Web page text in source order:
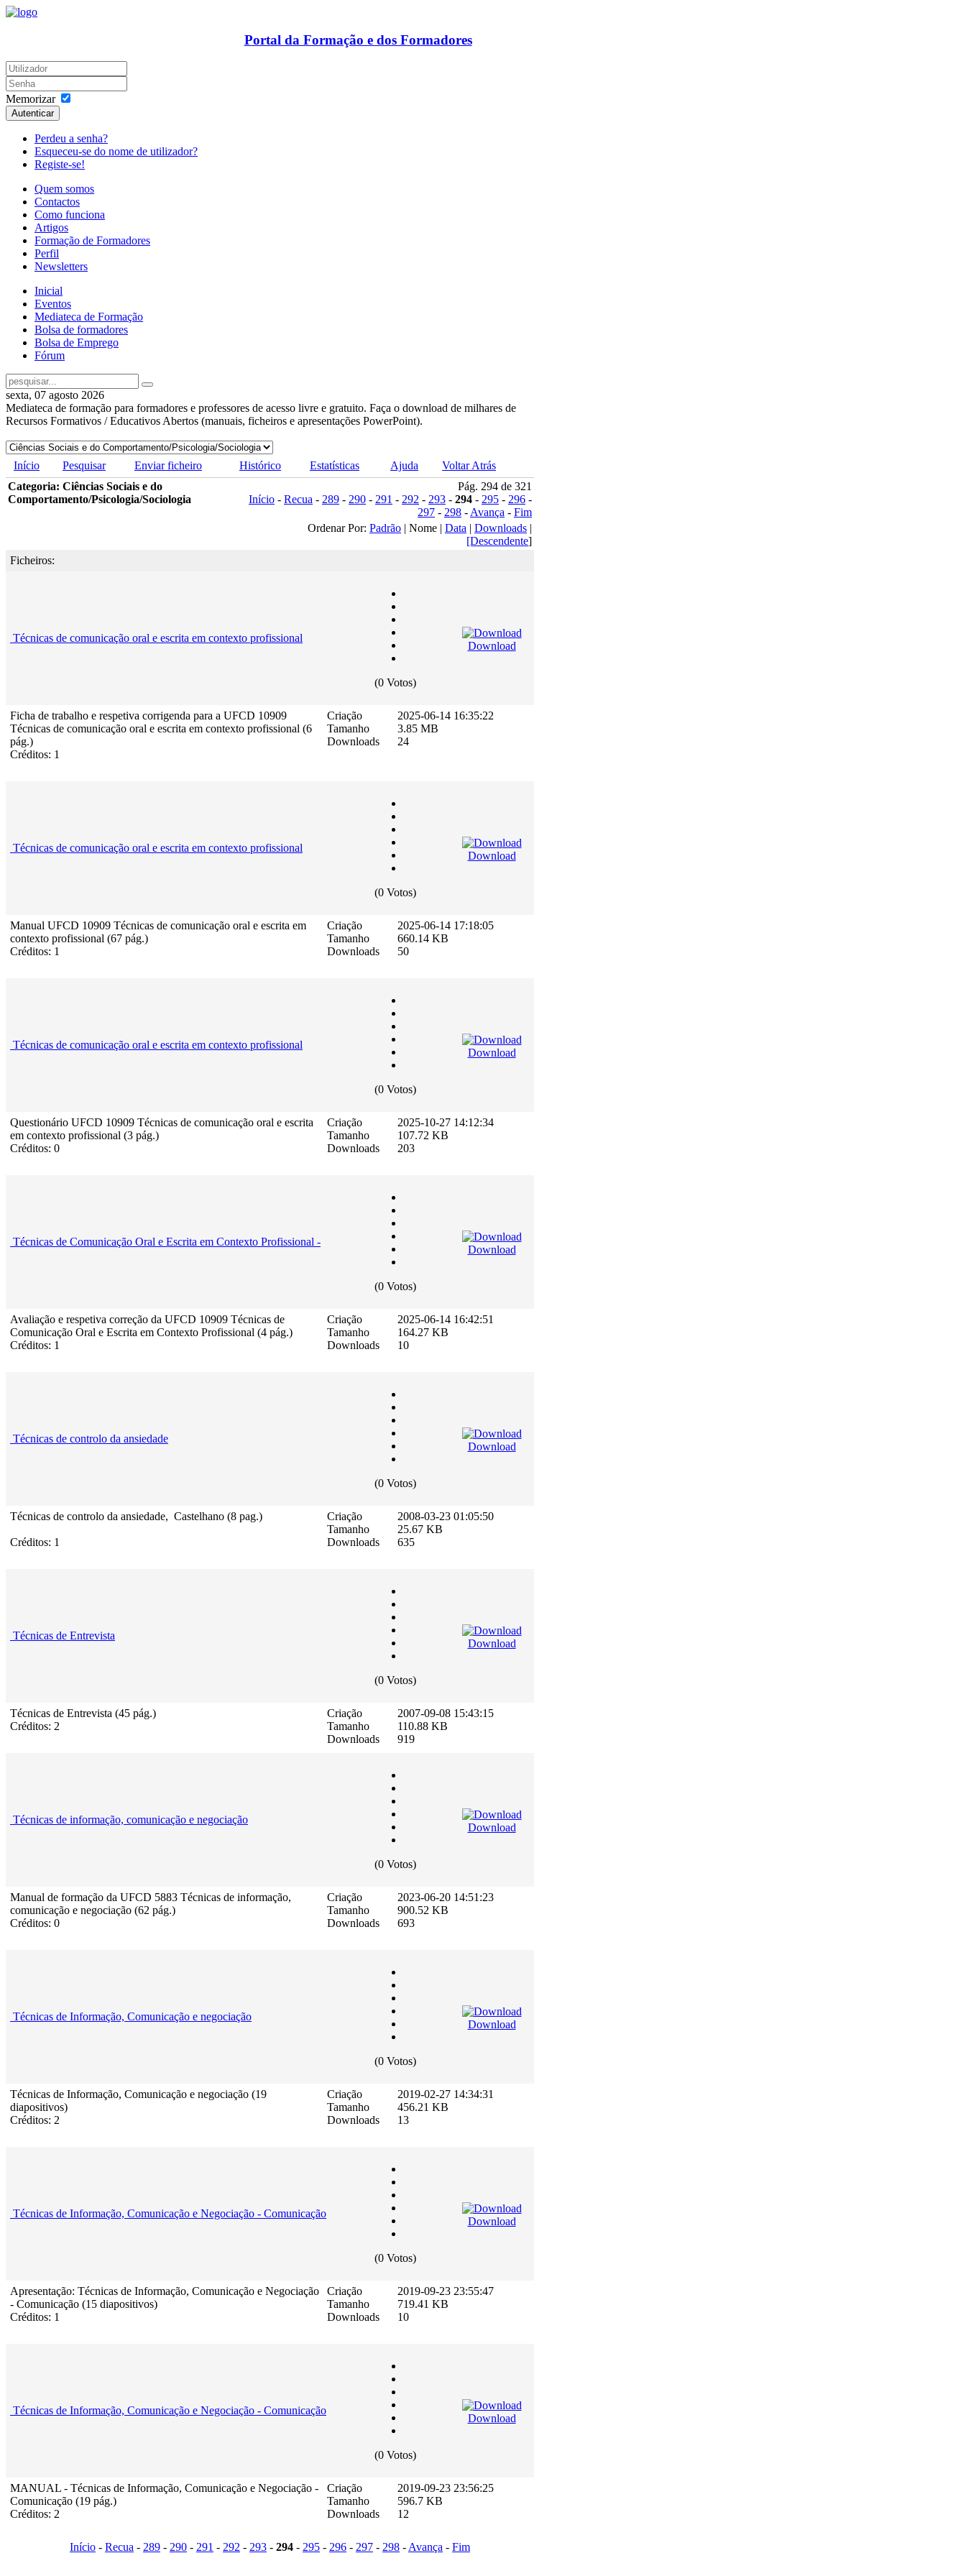
Portal da Formação e dos Formadores
Memorizar
Autenticar
Perdeu a senha?
Esqueceu-se do nome de utilizador?
Registe-se!
Quem somos
Contactos
Como funciona
Artigos
Formação de Formadores
Perfil
Newsletters
Inicial
Eventos
Mediateca de Formação
Bolsa de formadores
Bolsa de Emprego
Fórum
sexta, 07 agosto 2026
Mediateca de formação para formadores e professores de acesso livre e gratuito. Faça o download de milhares de
Recursos Formativos / Educativos Abertos (manuais, ficheiros e apresentações PowerPoint).
Início Pesquisar Enviar ficheiro Histórico Estatísticas Ajuda
Voltar Atrás
Categoria: Ciências Sociais e do
Comportamento/Psicologia/Sociologia
Pág. 294 de 321
Início - Recua - 289 - 290 - 291 - 292 - 293 - 294 - 295 - 296 -
297 - 298 -Avança - Fim
Ordenar Por: Padrão | Nome | Data | Downloads |
[Descendente]
Ficheiros:
Técnicas de comunicação oral e escrita em contexto profissional
(0 Votos)
Download
Ficha de trabalho e respetiva corrigenda para a UFCD 10909
Técnicas de comunicação oral e escrita em contexto profissional (6
pág.)
Créditos: 1
Criação
Tamanho
Downloads
2025-06-14 16:35:22
3.85 MB
24
Técnicas de comunicação oral e escrita em contexto profissional
(0 Votos)
Download
Manual UFCD 10909 Técnicas de comunicação oral e escrita em
contexto profissional (67 pág.)
Créditos: 1
Criação
Tamanho
Downloads
2025-06-14 17:18:05
660.14 KB
50
Técnicas de comunicação oral e escrita em contexto profissional
(0 Votos)
Download
Questionário UFCD 10909 Técnicas de comunicação oral e escrita
em contexto profissional (3 pág.)
Créditos: 0
Criação
Tamanho
Downloads
2025-10-27 14:12:34
107.72 KB
203
Técnicas de Comunicação Oral e Escrita em Contexto Profissional -
(0 Votos)
Download
Avaliação e respetiva correção da UFCD 10909 Técnicas de
Comunicação Oral e Escrita em Contexto Profissional (4 pág.)
Créditos: 1
Criação
Tamanho
Downloads
2025-06-14 16:42:51
164.27 KB
10
Técnicas de controlo da ansiedade
(0 Votos)
Download
Técnicas de controlo da ansiedade, Castelhano (8 pag.)
Créditos: 1
Criação
Tamanho
Downloads
2008-03-23 01:05:50
25.67 KB
635
Técnicas de Entrevista
(0 Votos)
Download
Técnicas de Entrevista (45 pág.)
Créditos: 2
Criação
Tamanho
Downloads
2007-09-08 15:43:15
110.88 KB
919
Técnicas de informação, comunicação e negociação
(0 Votos)
Download
Manual de formação da UFCD 5883 Técnicas de informação,
comunicação e negociação (62 pág.)
Créditos: 0
Criação
Tamanho
Downloads
2023-06-20 14:51:23
900.52 KB
693
Técnicas de Informação, Comunicação e negociação
(0 Votos)
Download
Técnicas de Informação, Comunicação e negociação (19
diapositivos)
Créditos: 2
Criação
Tamanho
Downloads
2019-02-27 14:34:31
456.21 KB
13
Técnicas de Informação, Comunicação e Negociação - Comunicação
(0 Votos)
Download
Apresentação: Técnicas de Informação, Comunicação e Negociação
- Comunicação (15 diapositivos)
Créditos: 1
Criação
Tamanho
Downloads
2019-09-23 23:55:47
719.41 KB
10
Técnicas de Informação, Comunicação e Negociação - Comunicação
(0 Votos)
Download
MANUAL - Técnicas de Informação, Comunicação e Negociação -
Comunicação (19 pág.)
Créditos: 2
Criação
Tamanho
Downloads
2019-09-23 23:56:25
596.7 KB
12
Início - Recua - 289 - 290 - 291 - 292 - 293 - 294 - 295 - 296 - 297 - 298 -Avança - Fim